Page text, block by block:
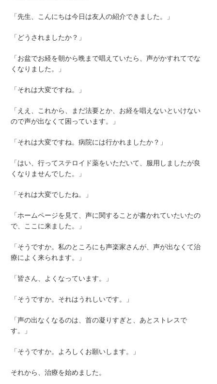
「先生、こんにちは今日は友人の紹介できました。」
「どうされましたか？」
「お盆でお経を朝から晩まで唱えていたら、声がかすれてでな
くなりました。」
「それは大変ですね。」
「ええ、これから、まだ法要とか、お経を唱えないといけない
ので声が出なくて困っています。」
「それは大変ですね。病院には行かれましたか？」
「はい、行ってステロイド薬をいただいて、服用しましたが良
くなりませんでした。」
「それは大変でしたね。」
「ホームページを見て、声に関することが書かれていたいたの
で、ここに来ました。」
「そうですか。私のところにも声楽家さんが、声が出なくて治
療によく来られます。」
「皆さん、よくなっています。」
「そうですか。それはうれしいです。」
「声の出なくなるのは、首の凝りすぎと、あとストレスで
す。」
「そうですか。よろしくお願いします。」
それから、治療を始めました。